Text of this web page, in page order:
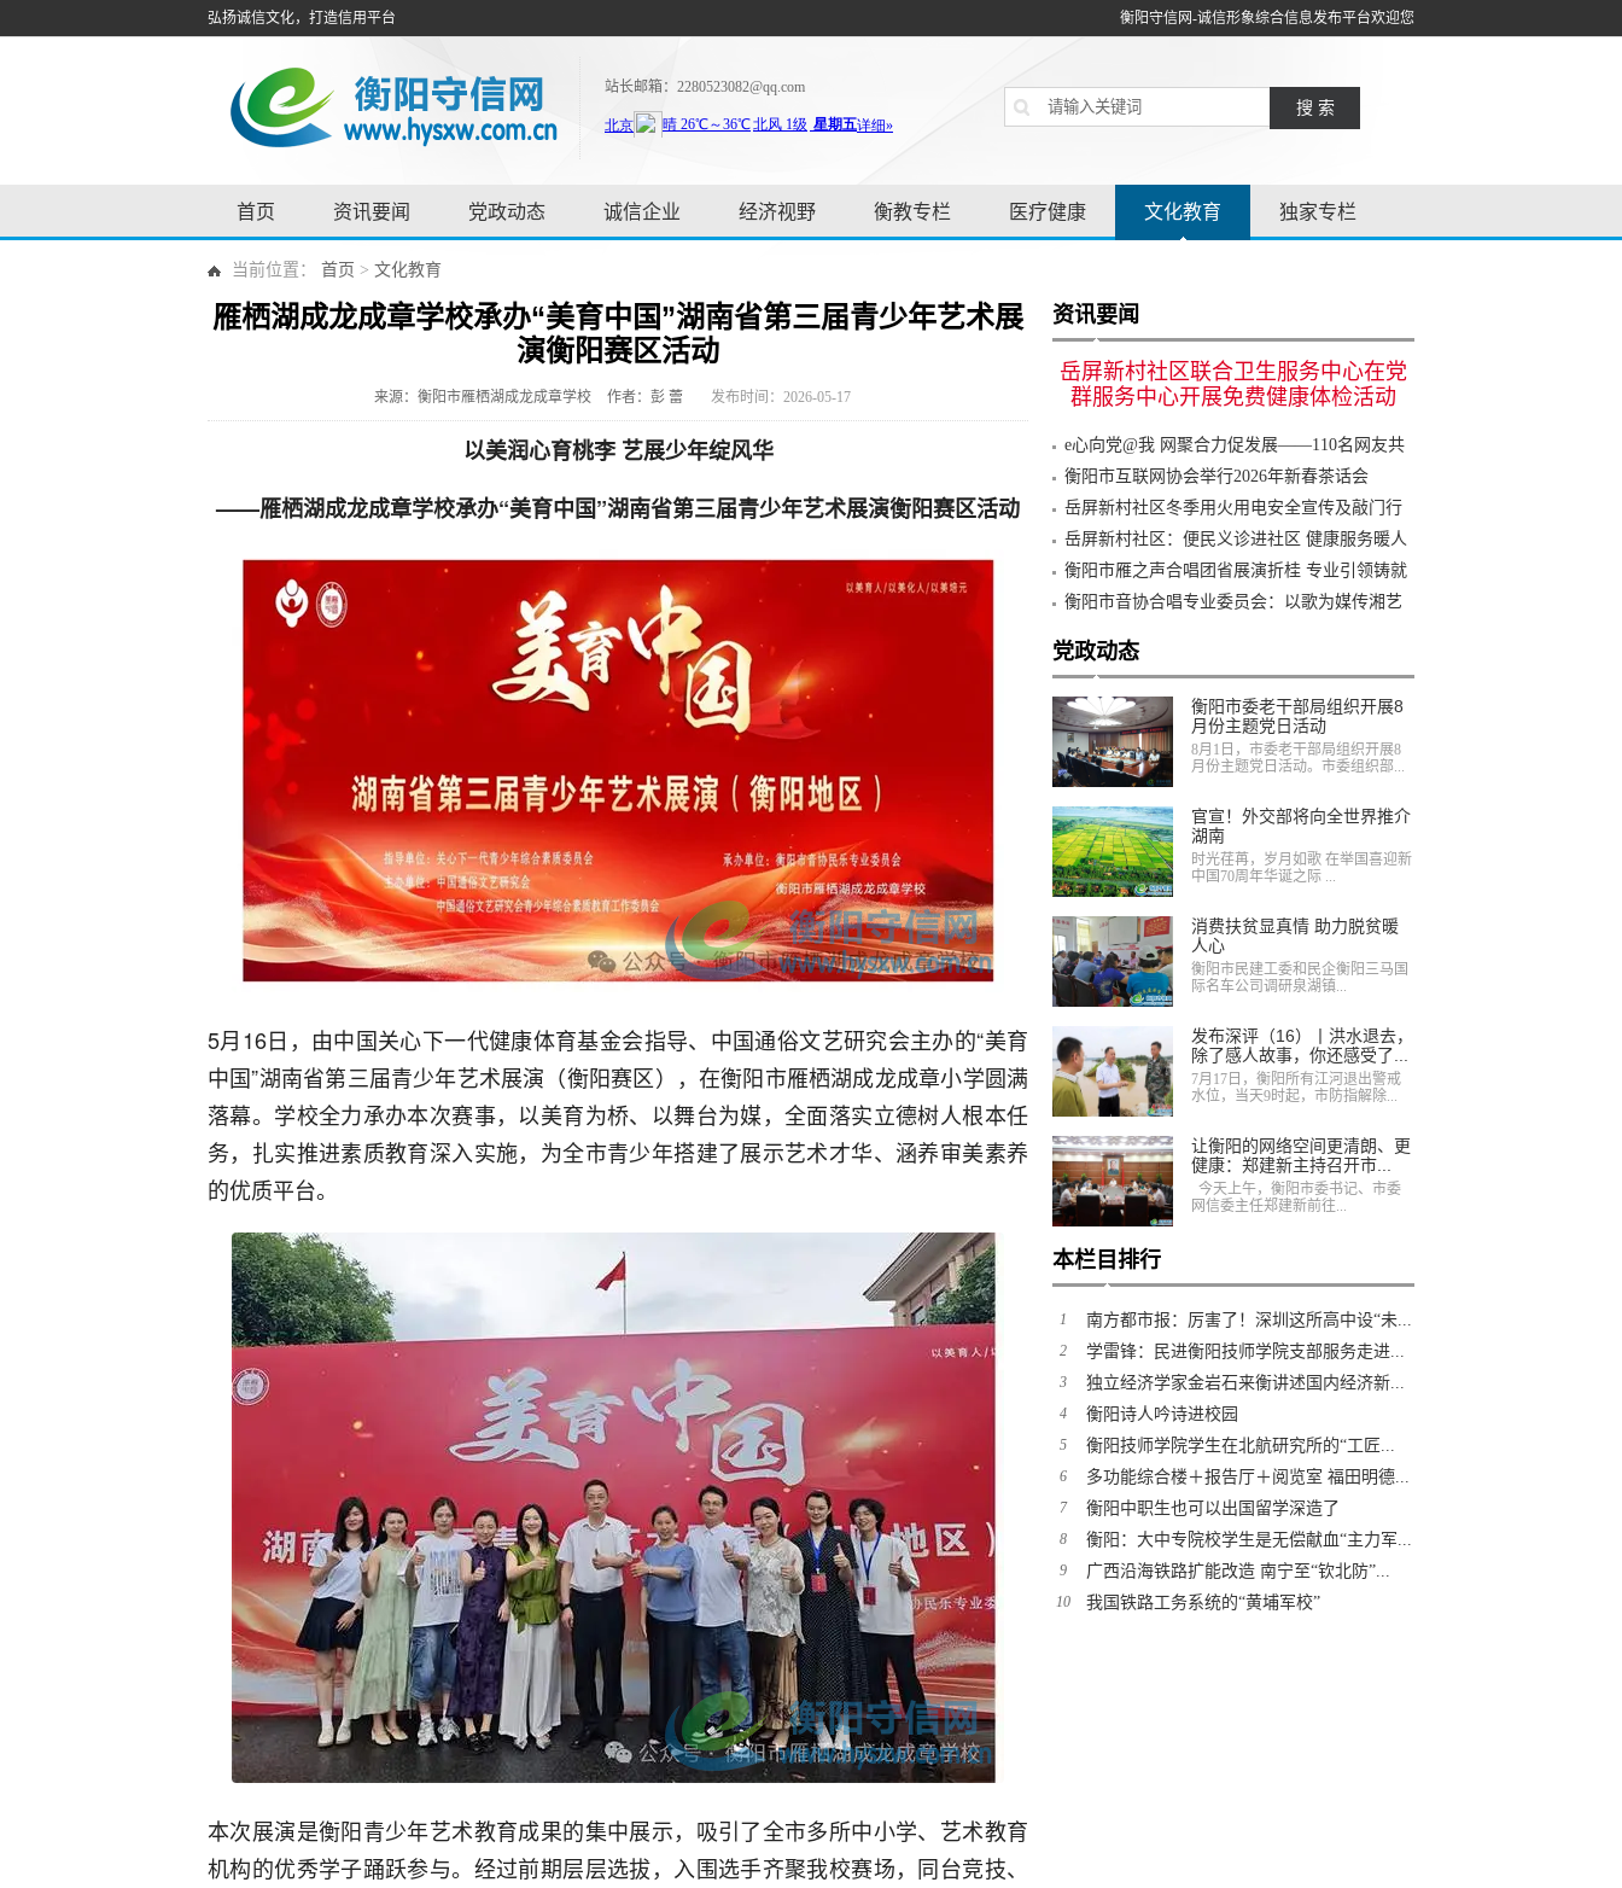
弘扬诚信文化，打造信用平台 衡阳守信网-诚信形象综合信息发布平台欢迎您
站长邮箱：2280523082@qq.com
搜 索
首页 资讯要闻 党政动态 诚信企业 经济视野 衡教专栏 医疗健康 文化教育 独家专栏
当前位置： 首页 > 文化教育
雁栖湖成龙成章学校承办“美育中国”湖南省第三届青少年艺术展
演衡阳赛区活动
来源：衡阳市雁栖湖成龙成章学校 作者：彭 蕾 发布时间：2026-05-17
以美润心育桃李 艺展少年绽风华
——雁栖湖成龙成章学校承办“美育中国”湖南省第三届青少年艺术展演衡阳赛区活动
5月16日，由中国关心下一代健康体育基金会指导、中国通俗文艺研究会主办的“美育
中国”湖南省第三届青少年艺术展演（衡阳赛区），在衡阳市雁栖湖成龙成章小学圆满
落幕。学校全力承办本次赛事，以美育为桥、以舞台为媒，全面落实立德树人根本任
务，扎实推进素质教育深入实施，为全市青少年搭建了展示艺术才华、涵养审美素养
的优质平台。
本次展演是衡阳青少年艺术教育成果的集中展示，吸引了全市多所中小学、艺术教育
机构的优秀学子踊跃参与。经过前期层层选拔，入围选手齐聚我校赛场，同台竞技、
资讯要闻
岳屏新村社区联合卫生服务中心在党
群服务中心开展免费健康体检活动
e心向党@我 网聚合力促发展——110名网友共
植“衡阳网友林”
衡阳市互联网协会举行2026年新春茶话会
岳屏新村社区冬季用火用电安全宣传及敲门行
动岳屏新村社区：便民义诊进社区 健康服务暖人
心衡阳市雁之声合唱团省展演折桂 专业引领铸就
金奖品质
衡阳市音协合唱专业委员会：以歌为媒传湘艺
党政动态
衡阳市委老干部局组织开展8
月份主题党日活动
8月1日，市委老干部局组织开展8
月份主题党日活动。市委组织部...
官宣！外交部将向全世界推介
湖南
时光荏苒，岁月如歌 在举国喜迎新
中国70周年华诞之际 ...
消费扶贫显真情 助力脱贫暖
人心
衡阳市民建工委和民企衡阳三马国
际名车公司调研泉湖镇...
发布深评（16）丨洪水退去，
除了感人故事，你还感受了...
7月17日，衡阳所有江河退出警戒
水位，当天9时起，市防指解除...
让衡阳的网络空间更清朗、更
健康：郑建新主持召开市...
今天上午，衡阳市委书记、市委
网信委主任郑建新前往...
本栏目排行
1 南方都市报：厉害了！深圳这所高中设“未...
2 学雷锋：民进衡阳技师学院支部服务走进...
3 独立经济学家金岩石来衡讲述国内经济新...
4 衡阳诗人吟诗进校园
5 衡阳技师学院学生在北航研究所的“工匠...
6 多功能综合楼＋报告厅＋阅览室 福田明德...
7 衡阳中职生也可以出国留学深造了
8 衡阳：大中专院校学生是无偿献血“主力军...
9 广西沿海铁路扩能改造 南宁至“钦北防”...
10 我国铁路工务系统的“黄埔军校”